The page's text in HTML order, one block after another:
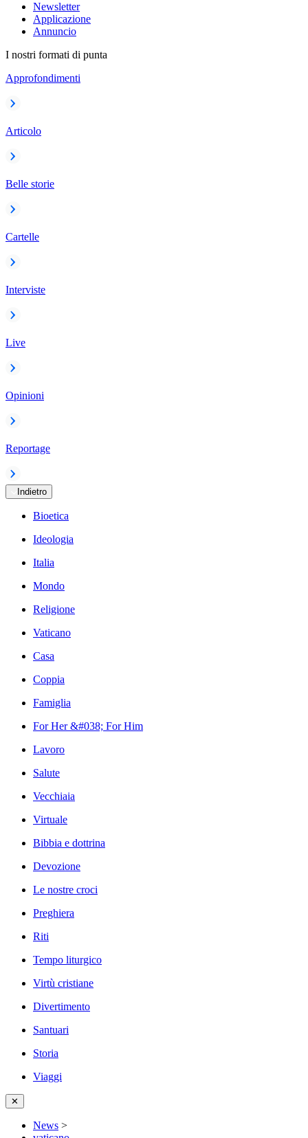
Newsletter
Applicazione
Annuncio
I nostri formati di punta
Approfondimenti
Articolo
Belle storie
Cartelle
Interviste
Live
Opinioni
Reportage
Indietro
Bioetica
Ideologia
Italia
Mondo
Religione
Vaticano
Casa
Coppia
Famiglia
For Her &#038; For Him
Lavoro
Salute
Vecchiaia
Virtuale
Bibbia e dottrina
Devozione
Le nostre croci
Preghiera
Riti
Tempo liturgico
Virtù cristiane
Divertimento
Santuari
Storia
Viaggi
✕
News >